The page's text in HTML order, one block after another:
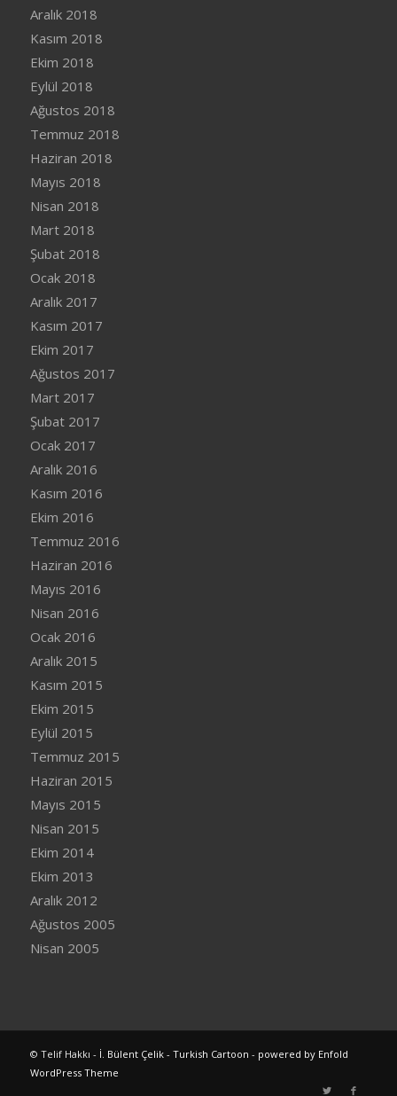
Aralık 2018
Kasım 2018
Ekim 2018
Eylül 2018
Ağustos 2018
Temmuz 2018
Haziran 2018
Mayıs 2018
Nisan 2018
Mart 2018
Şubat 2018
Ocak 2018
Aralık 2017
Kasım 2017
Ekim 2017
Ağustos 2017
Mart 2017
Şubat 2017
Ocak 2017
Aralık 2016
Kasım 2016
Ekim 2016
Temmuz 2016
Haziran 2016
Mayıs 2016
Nisan 2016
Ocak 2016
Aralık 2015
Kasım 2015
Ekim 2015
Eylül 2015
Temmuz 2015
Haziran 2015
Mayıs 2015
Nisan 2015
Ekim 2014
Ekim 2013
Aralık 2012
Ağustos 2005
Nisan 2005
© Telif Hakkı - İ. Bülent Çelik - Turkish Cartoon - powered by Enfold
WordPress Theme